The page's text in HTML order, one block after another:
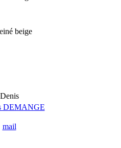
Denis
mail